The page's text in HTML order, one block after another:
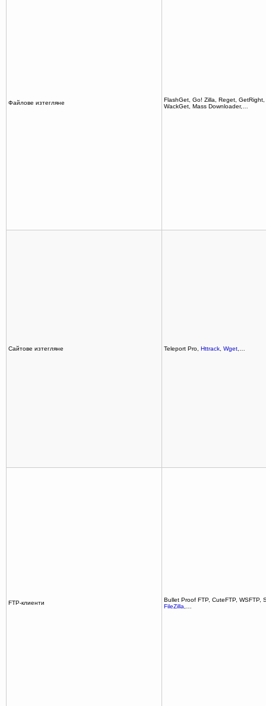
Файлове изтегляне
FlashGet, Go! Zilla, Reget,
WackGet, Mass Downloader,…
Сайтове изтегляне Teleport Pro, Httrack Wget
FTP-клиенти
Bullet Proof FTP, CuteFTP, WSFTP,
FileZilla